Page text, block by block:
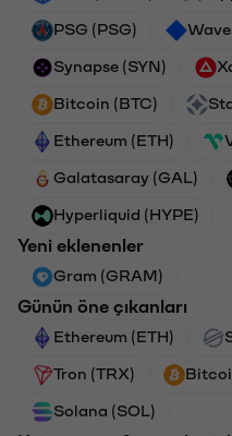
PSG (PSG)
Synapse (SYN)
Bitcoin (BTC)
Ethereum (ETH)
Galatasaray (GAL)
Hyperliquid (HYPE)
Yeni eklenenler
Gram (GRAM)
Günün öne çıkanları
Ethereum (ETH)
Tron (TRX)
Solana (SOL)